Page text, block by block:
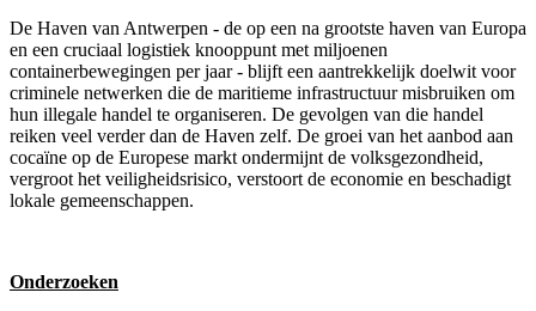
De Haven van Antwerpen - de op een na grootste haven van Europa
en een cruciaal logistiek knooppunt met miljoenen
containerbewegingen per jaar - blijft een aantrekkelijk doelwit voor
criminele netwerken die de maritieme infrastructuur misbruiken om
hun illegale handel te organiseren. De gevolgen van die handel
reiken veel verder dan de Haven zelf. De groei van het aanbod aan
cocaïne op de Europese markt ondermijnt de volksgezondheid,
vergroot het veiligheidsrisico, verstoort de economie en beschadigt
lokale gemeenschappen.
Onderzoeken